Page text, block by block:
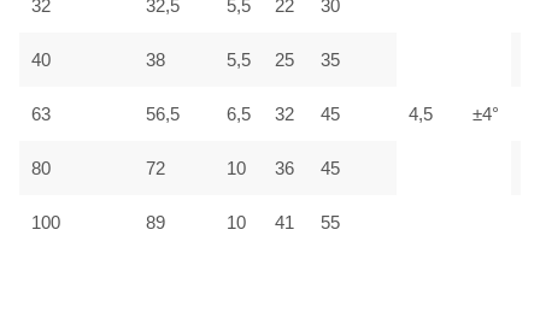
32 32,5 5,5 22 30
4,5 ±4°
40 38 5,5 25 35
63 56,5 6,5 32 45
80 72 10 36 45
100 89 10 41 55